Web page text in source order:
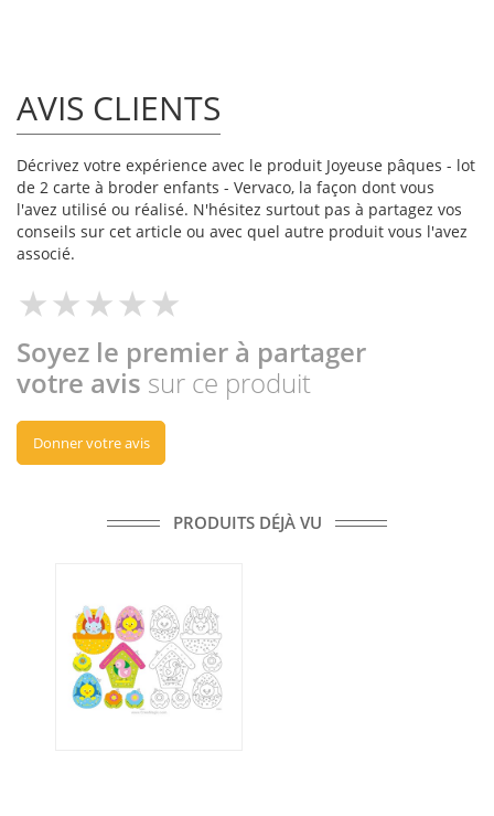
AVIS CLIENTS
Décrivez votre expérience avec le produit Joyeuse pâques - lot
de 2 carte à broder enfants - Vervaco, la façon dont vous
l'avez utilisé ou réalisé. N'hésitez surtout pas à partagez vos
conseils sur cet article ou avec quel autre produit vous l'avez
associé.
Soyez le premier à partager
votre avis sur ce produit
Donner votre avis
PRODUITS DÉJÀ VU